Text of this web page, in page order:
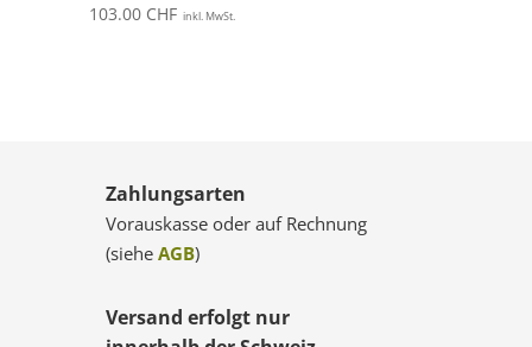
103.00 CHF inkl. MwSt.
Zahlungsarten
Vorauskasse oder auf Rechnung
(sieheAGB)
Versand erfolgt nur